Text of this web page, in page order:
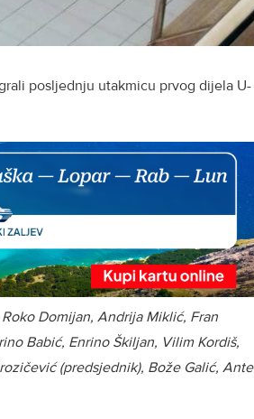
posljednju utakmicu prvog dijela U-
Domijan, Andrija Miklić, Fran
Babić, Enrino Škiljan, Vilim Kordiš,
(predsjednik), Bože Galić, Ante